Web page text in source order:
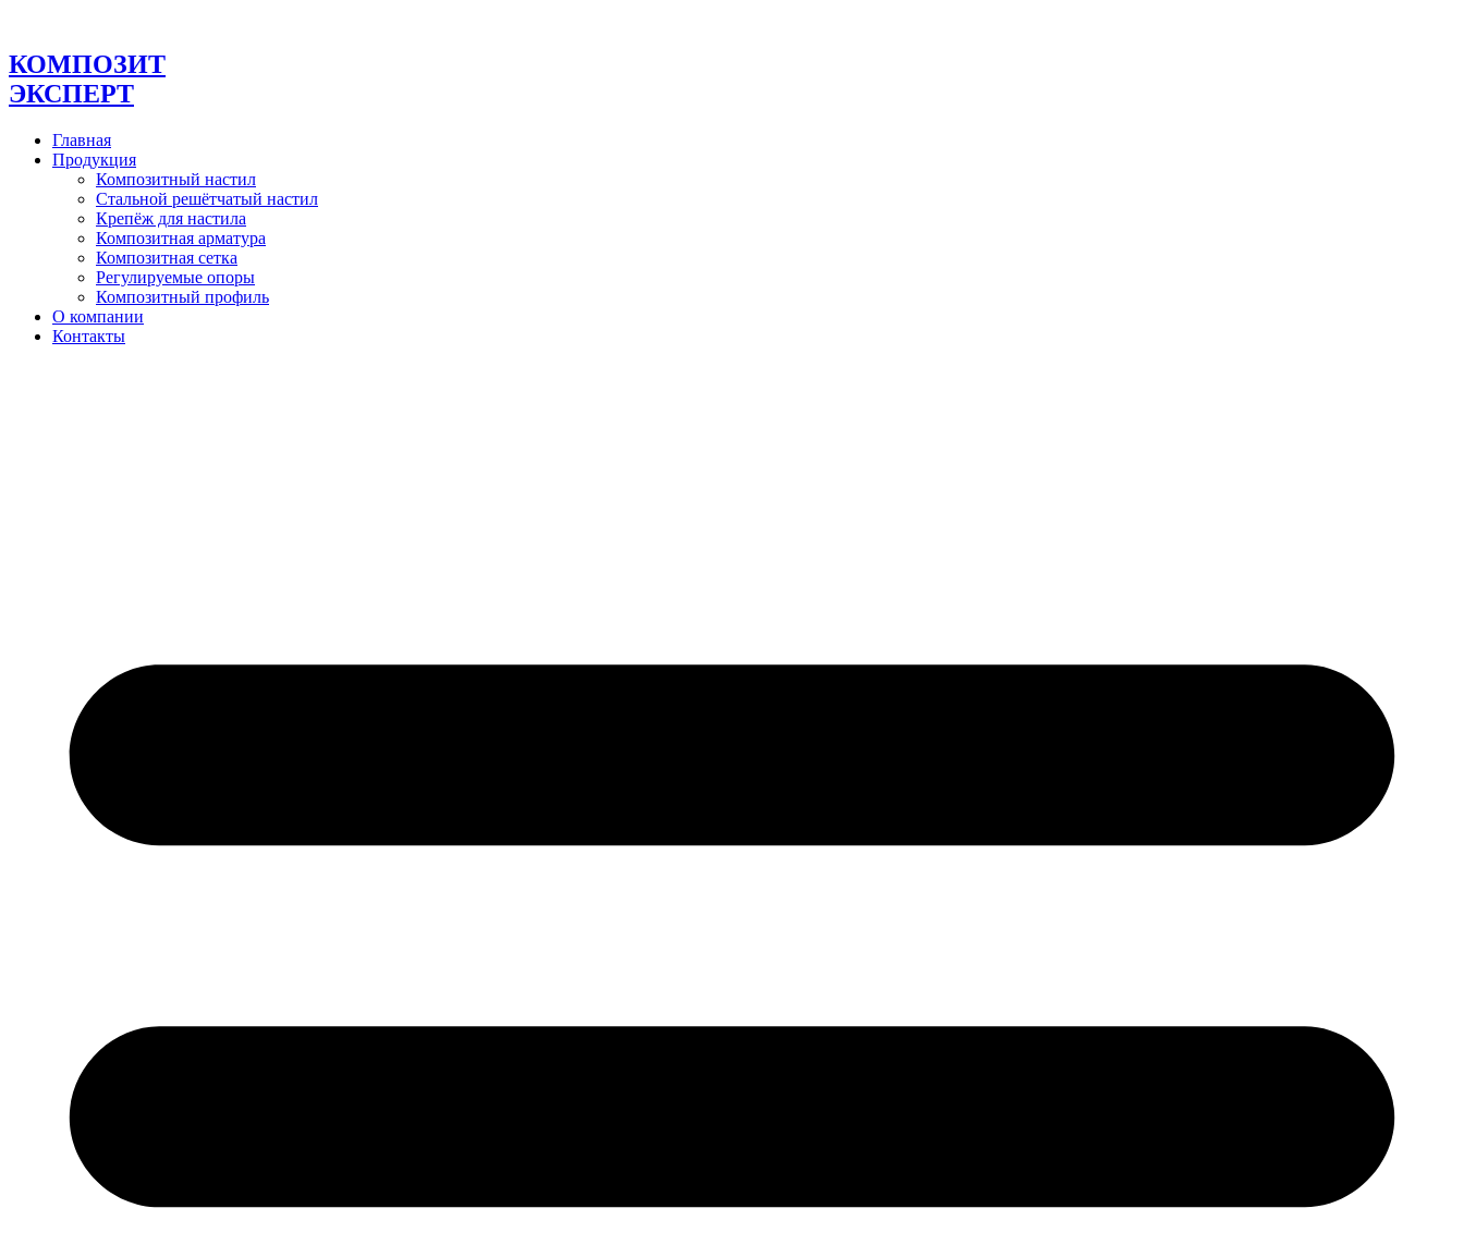
содержимому
КОМПОЗИТ
ЭКСПЕРТ
Главная
Продукция
Композитный настил
Стальной решётчатый настил
Крепёж для настила
Композитная арматура
Композитная сетка
Регулируемые опоры
Композитный профиль
О компании
Контакты